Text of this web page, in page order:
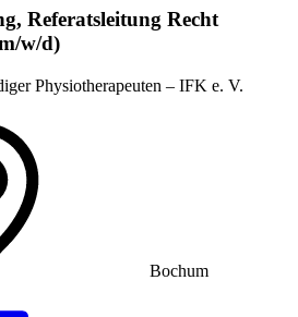
Referatsleitung Recht
w/d)
Physiotherapeuten – IFK e. V.
Bochum